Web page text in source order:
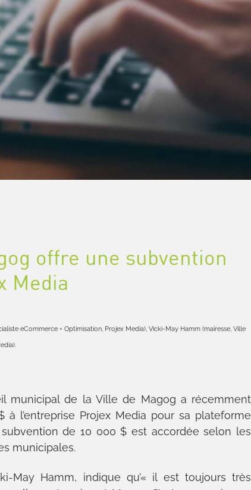
offre une subvention
Media
eCommerce + Optimisation, Projex Media), Vicki-May Hamm (mairesse, Ville
municipal de la Ville de Magog a récemment
l’entreprise Projex Media pour sa plateforme
de 10 000 $ est accordée selon les
municipales.
May Hamm, indique qu’« il est toujours très